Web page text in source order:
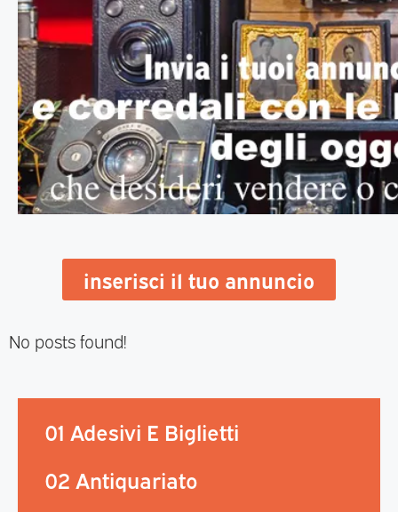
inserisci il tuo annuncio
No posts found!
01 Adesivi E Biglietti
02 Antiquariato